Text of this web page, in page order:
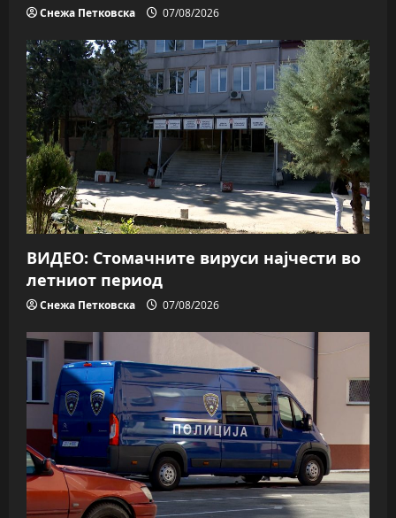
Снежа Петковска 07/08/2026
ВИДЕО: Стомачните вируси најчести во
летниот период
Снежа Петковска 07/08/2026